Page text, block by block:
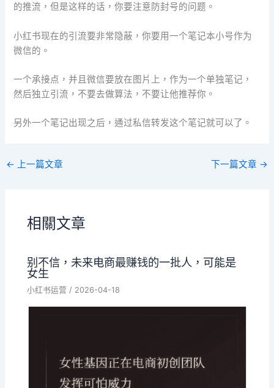
的推流，但是这样的话，你要注意防封号的问题。
小红书现在的引流要非常隐蔽，你要用一个笔记本小号作为
微信的。
一个承接点，并且微信要放在图片上，作为一个单独笔记，
然后独立引流，不要去做算法，不要让他推荐你。
另外一个笔记出现之后，通过私信转发这个笔记就可以了。
← 上一篇文章 下一篇文章 →
相關文章
别不信，未来电商最赚钱的一批人，可能是
女生
小红书运营 / 2026-04-18